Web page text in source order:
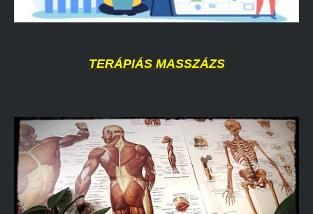
TERÁPIÁS MASSZÁZS